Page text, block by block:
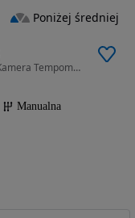
1598 cm3 • 136 KM • Klimatronik Xenon Navi Kamera Tempomat PDC Serwis RATY GWARANCJA
Manualna
Poniżej średniej